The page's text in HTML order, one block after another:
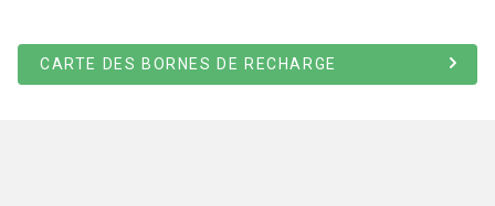
CARTE DES BORNES DE RECHARGE